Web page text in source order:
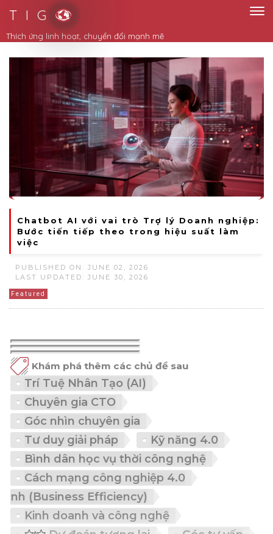
T I G
Chatbot AI với vai trò Trợ lý Doanh nghiệp:
Bước tiến tiếp theo trong hiệu suất làm
việc
PUBLISHED ON: JUNE 02, 2026
LAST UPDATED: JUNE 30, 2026
Featured
Khám phá thêm các chủ đề sau
Trí Tuệ Nhân Tạo (AI)
Chuyên gia CTO
Góc nhìn chuyên gia
Tư duy giải pháp
Kỹ năng 4.0
Bình dân học vụ thời công nghệ
Cách mạng công nghiệp 4.0
Efficiency)
Kinh doanh và công nghệ